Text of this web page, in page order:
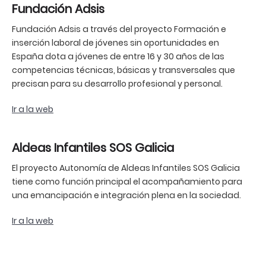
Fundación Adsis
Fundación Adsis a través del proyecto Formación e
inserción laboral de jóvenes sin oportunidades en
España dota a jóvenes de entre 16 y 30 años de las
competencias técnicas, básicas y transversales que
precisan para su desarrollo profesional y personal.
Ir a la web
Aldeas Infantiles SOS Galicia
El proyecto Autonomía de Aldeas Infantiles SOS Galicia
tiene como función principal el acompañamiento para
una emancipación e integración plena en la sociedad.
Ir a la web